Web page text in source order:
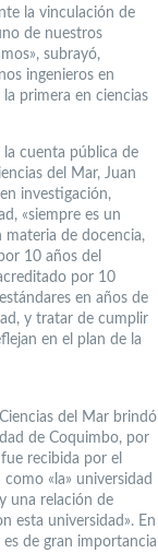
la vinculación de
de nuestros
subrayó,
ingenieros en
primera en ciencias
cuenta pública de
del Mar, Juan
investigación,
«siempre es un
materia de docencia,
10 años del
por 10
en años de
y tratar de cumplir
en el plan de la
del Mar brindó
de Coquimbo, por
recibida por el
«la» universidad
una relación de
esta universidad». En
de gran importancia